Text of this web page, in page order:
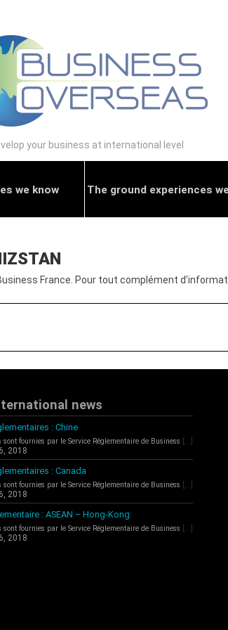
your business at international level
we know The ground experiences
France. Pour tout complément
news
: Chine
sont fournies par le Service Réglementaire de Business [...]
2018
: Canada
sont fournies par le Service Réglementaire de Business [...]
2018
: ASEAN – Hong-Kong
sont fournies par le Service Réglementaire de Business [...]
2018